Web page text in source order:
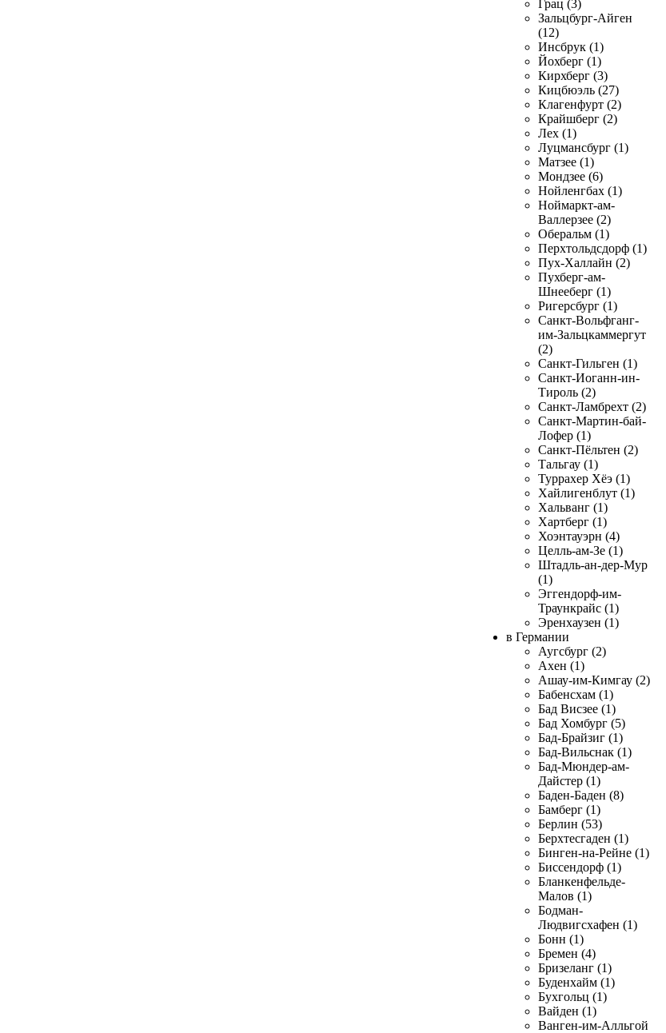
Грац (3)
Зальцбург-Айген
(12)
Инсбрук (1)
Йохберг (1)
Кирхберг (3)
Кицбюэль (27)
Клагенфурт (2)
Крайшберг (2)
Лех (1)
Луцмансбург (1)
Матзее (1)
Мондзее (6)
Нойленгбах (1)
Ноймаркт-ам-
Валлерзее (2)
Оберальм (1)
Перхтольдсдорф (1)
Пух-Халлайн (2)
Пухберг-ам-
Шнееберг (1)
Ригерсбург (1)
Санкт-Вольфганг-
им-Зальцкаммергут
(2)
Санкт-Гильген (1)
Санкт-Иоганн-ин-
Тироль (2)
Санкт-Ламбрехт (2)
Санкт-Мартин-бай-
Лофер (1)
Санкт-Пёльтен (2)
Тальгау (1)
Туррахер Хёэ (1)
Хайлигенблут (1)
Хальванг (1)
Хартберг (1)
Хоэнтауэрн (4)
Целль-ам-Зе (1)
Штадль-ан-дер-Мур
(1)
Эггендорф-им-
Траункрайс (1)
Эренхаузен (1)
в Германии
Аугсбург (2)
Ахен (1)
Ашау-им-Кимгау (2)
Бабенсхам (1)
Бад Висзее (1)
Бад Хомбург (5)
Бад-Брайзиг (1)
Бад-Вильснак (1)
Бад-Мюндер-ам-
Дайстер (1)
Баден-Баден (8)
Бамберг (1)
Берлин (53)
Берхтесгаден (1)
Бинген-на-Рейне (1)
Биссендорф (1)
Бланкенфельде-
Малов (1)
Бодман-
Людвигсхафен (1)
Бонн (1)
Бремен (4)
Бризеланг (1)
Буденхайм (1)
Бухгольц (1)
Вайден (1)
Ванген-им-Алльгой